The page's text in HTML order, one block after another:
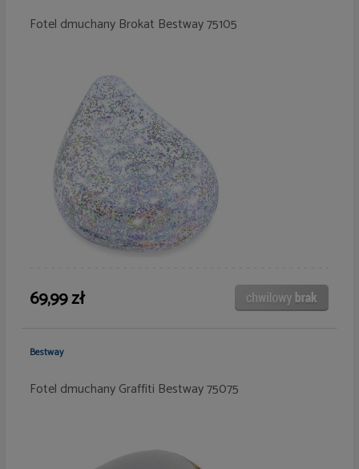
Fotel dmuchany Brokat Bestway 75105
69,99 zł
Bestway
Fotel dmuchany Graffiti Bestway 75075